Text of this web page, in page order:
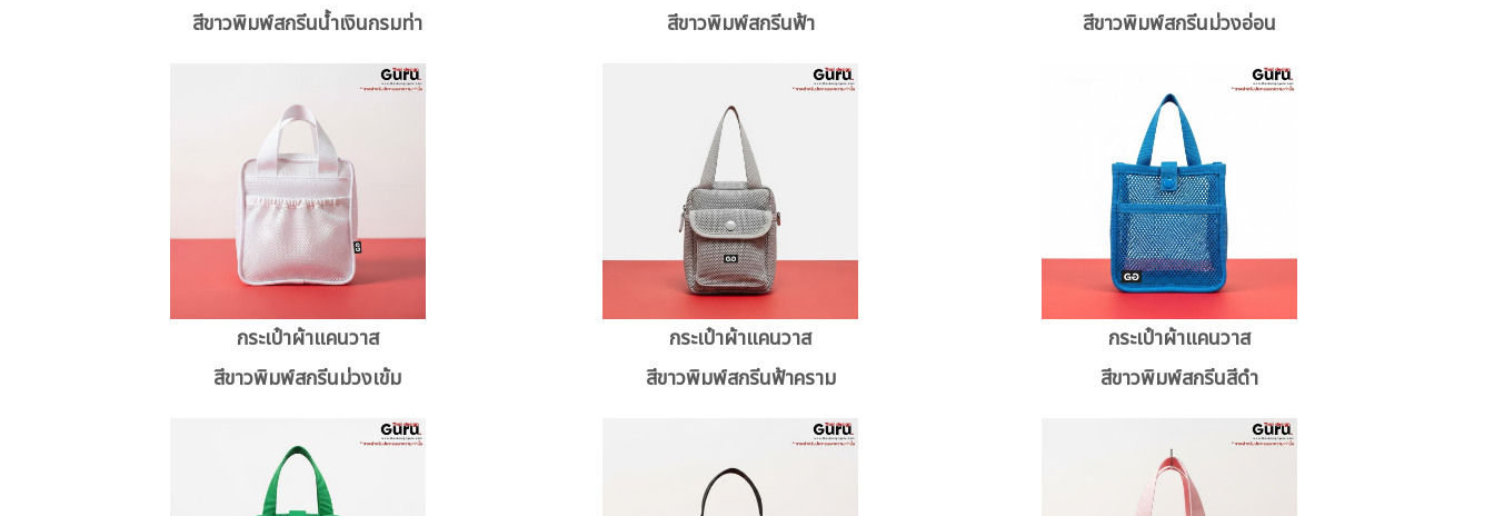
สีขาวพิมพ์สกรีนน้ำเงินกรมท่า
สีขาวพิมพ์สกรีนฟ้า
สีขาวพิมพ์สกรีนม่วงอ่อน
กระเป๋าผ้าแคนวาส
สีขาวพิมพ์สกรีนม่วงเข้ม
กระเป๋าผ้าแคนวาส
สีขาวพิมพ์สกรีนฟ้าคราม
กระเป๋าผ้าแคนวาส
สีขาวพิมพ์สกรีนสีดำ